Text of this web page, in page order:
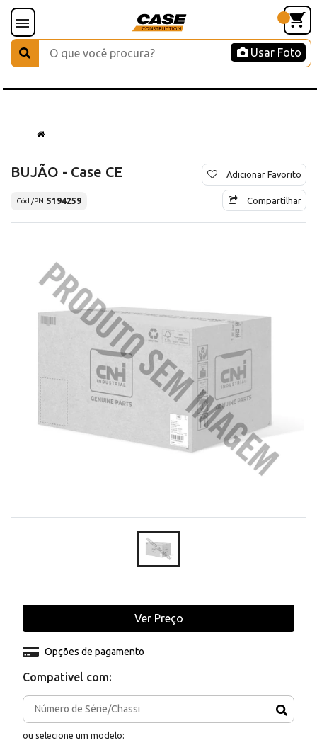
Usar Foto
BUJÃO - Case CE
Cód./PN 5194259
Adicionar Favorito
Compartilhar
Compativel com:
ou selecione um modelo:
Opções de pagamento
Ver Preço